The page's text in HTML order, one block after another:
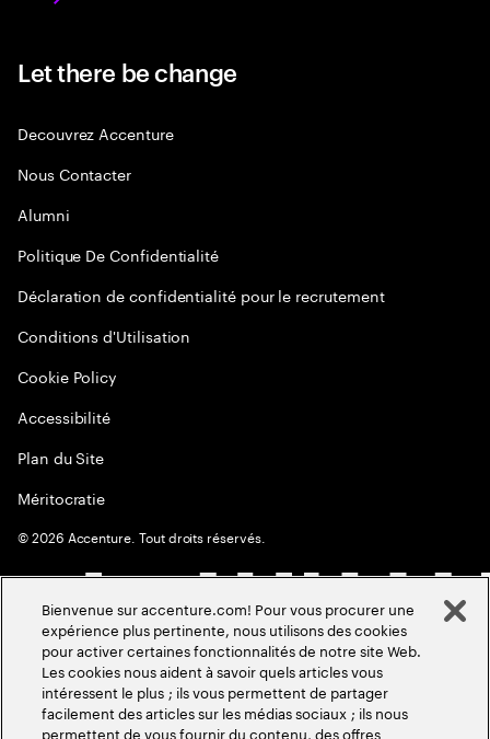
Let there be change
Decouvrez Accenture
Nous Contacter
Alumni
Politique De Confidentialité
Déclaration de confidentialité pour le recrutement
Conditions d'Utilisation
Cookie Policy
Accessibilité
Plan du Site
Méritocratie
©2026 Accenture. Tout droits réservés.
Bienvenue sur accenture.com! Pour vous procurer une
expérience plus pertinente, nous utilisons des cookies
pour activer certaines fonctionnalités de notre site Web.
Les cookies nous aident à savoir quels articles vous
intéressent le plus ; ils vous permettent de partager
facilement des articles sur les médias sociaux ; ils nous
permettent de vous fournir du contenu, des offres